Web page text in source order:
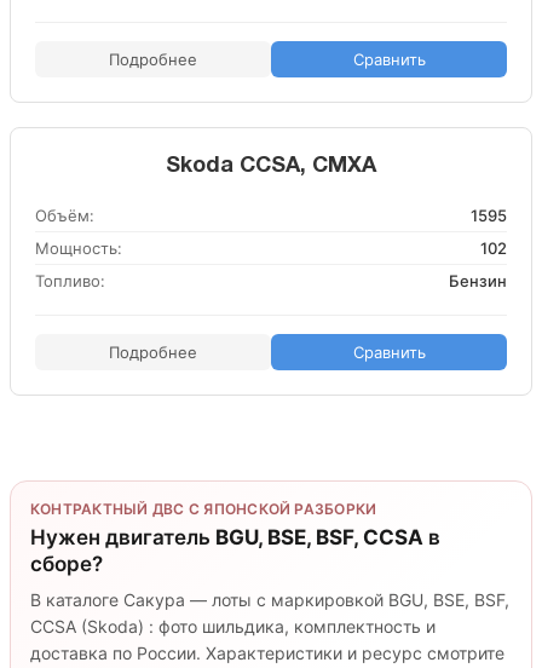
Подробнее Сравнить
Skoda CCSA, CMXA
Объём:
1595
Мощность:
102
Топливо:
Бензин
Подробнее Сравнить
КОНТРАКТНЫЙ ДВС С ЯПОНСКОЙ РАЗБОРКИ
Нужен двигатель BGU, BSE, BSF, CCSA в
сборе?
В каталоге Сакура — лоты с маркировкой BGU, BSE, BSF,
CCSA (Skoda) : фото шильдика, комплектность и
доставка по России. Характеристики и ресурс смотрите